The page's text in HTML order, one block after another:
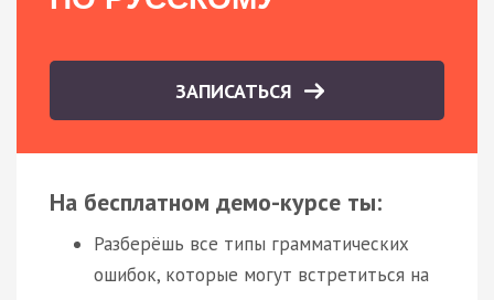
ЗАПИСАТЬСЯ
На бесплатном демо-курсе ты:
Разберёшь все типы грамматических
ошибок, которые могут встретиться на